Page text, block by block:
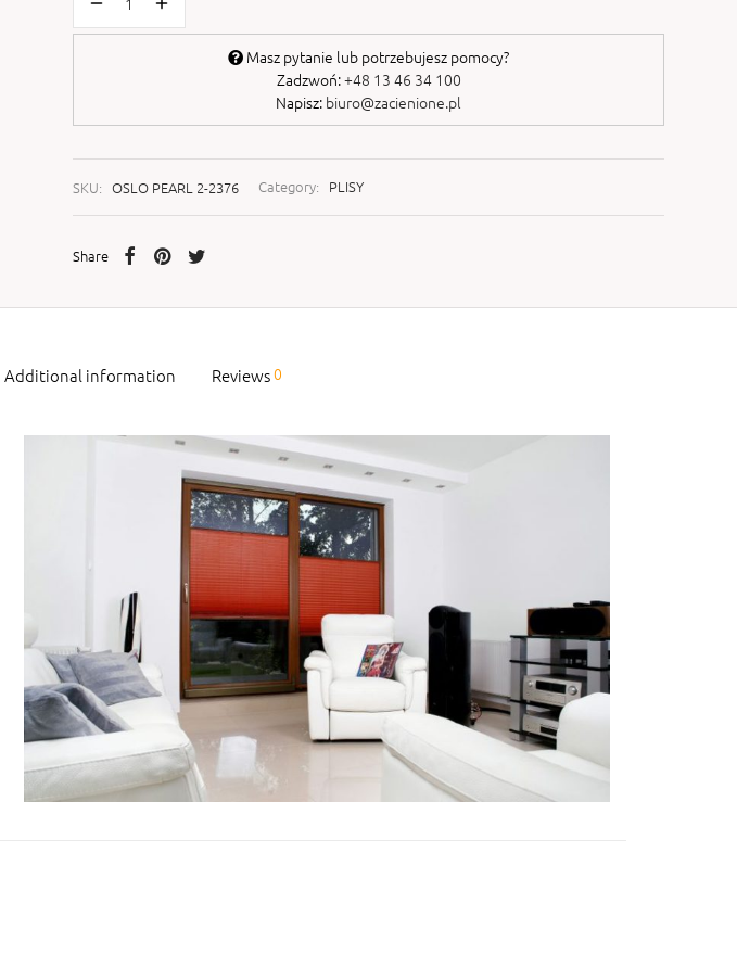
Masz pytanie lub potrzebujesz pomocy?
Zadzwoń:+48 13 46 34 100
Napisz: biuro@zacienione.pl
SKU: OSLO PEARL 2-2376 Category: PLISY
Share
Additional information Reviews0